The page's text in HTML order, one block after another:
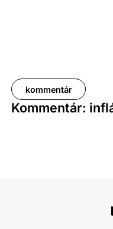
kommentár
Kommentár: